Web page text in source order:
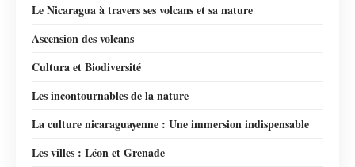
Le Nicaragua à travers ses volcans et sa nature
Ascension des volcans
Cultura et Biodiversité
Les incontournables de la nature
La culture nicaraguayenne : Une immersion indispensable
Les villes : Léon et Grenade